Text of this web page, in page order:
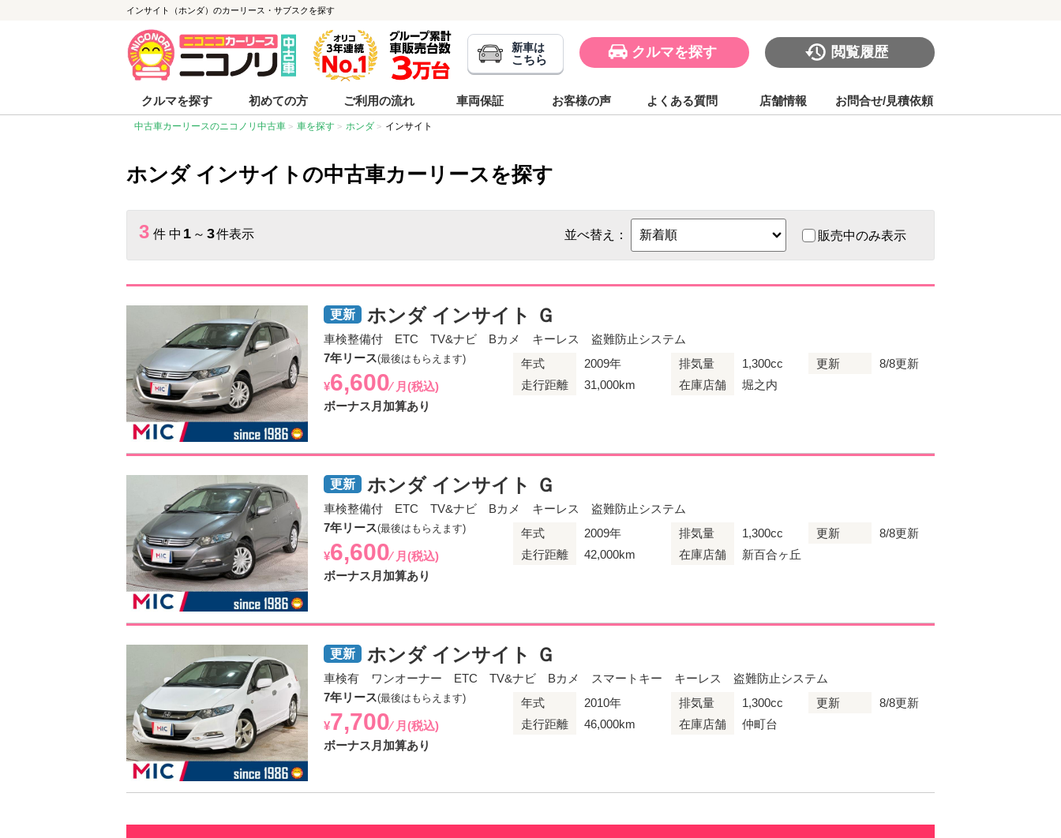
インサイト（ホンダ）のカーリース・サブスクを探す
新車は
こちら クルマを探す 閲覧履歴
クルマを探す 初めての方 ご利用の流れ 車両保証 お客様の声 よくある質問 店舗情報 お問合せ/見積依頼
中古車カーリースのニコノリ中古車 車を探す ホンダ インサイト
ホンダ インサイトの中古車カーリースを探す
3 件 中 1 ～ 3件表示 並べ替え： 販売中のみ表示
ホンダ インサイト Ｇ
車検整備付 ETC TV&ナビ Bカメ キーレス 盗難防止システム
7年リース(最後はもらえます)
¥6,600⁄ 月(税込)
ボーナス月加算あり
年式
2009年
走行距離
31,000km
排気量
1,300cc
在庫店舗
堀之内
更新 8/8更新
ホンダ インサイト Ｇ
車検整備付 ETC TV&ナビ Bカメ キーレス 盗難防止システム
7年リース(最後はもらえます)
¥6,600⁄ 月(税込)
ボーナス月加算あり
年式
2009年
走行距離
42,000km
排気量
1,300cc
在庫店舗
新百合ヶ丘
更新 8/8更新
ホンダ インサイト Ｇ
車検有 ワンオーナー ETC TV&ナビ Bカメ スマートキー キーレス 盗難防止システム
7年リース(最後はもらえます)
¥7,700⁄ 月(税込)
ボーナス月加算あり
年式
2010年
走行距離
46,000km
排気量
1,300cc
在庫店舗
仲町台
更新 8/8更新